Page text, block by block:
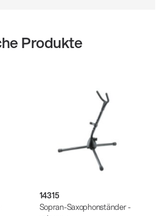
Produkte
14315
Sopran-Saxophonständer -